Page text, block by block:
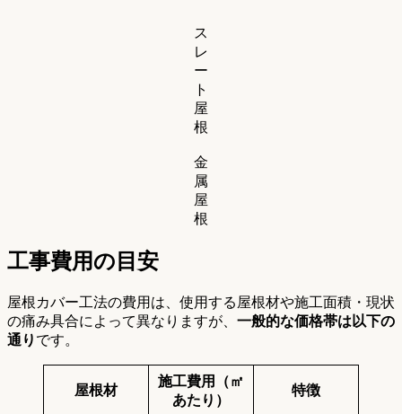
ス
レ
ー
ト
屋
根
金
属
屋
根
工事費用の目安
屋根カバー工法の費用は、使用する屋根材や施工面積・現状
の痛み具合によって異なりますが、 一般的な価格帯は以下の
通り です。
屋根材
施工費用（㎡
あたり）
特徴